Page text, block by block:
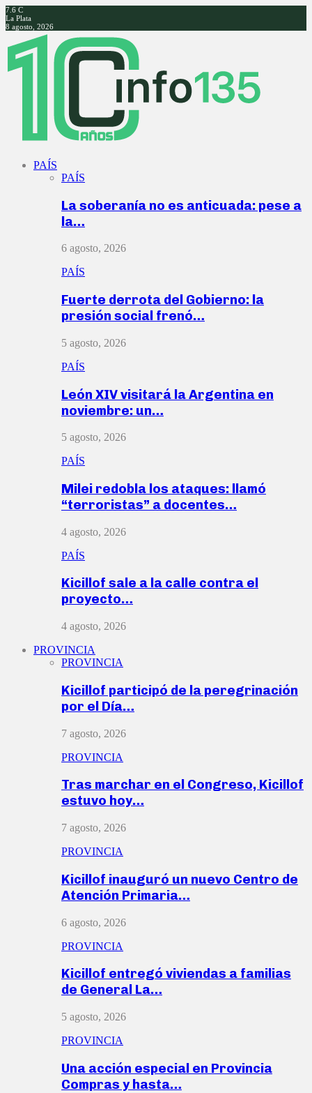
7.6 C
La Plata
8 agosto, 2026
Facebook
Twitter
Instagram
Youtube
PAÍS
PAÍS
La soberanía no es anticuada: pese a
la…
6 agosto, 2026
PAÍS
Fuerte derrota del Gobierno: la
presión social frenó…
5 agosto, 2026
PAÍS
León XIV visitará la Argentina en
noviembre: un…
5 agosto, 2026
PAÍS
Milei redobla los ataques: llamó
“terroristas” a docentes…
4 agosto, 2026
PAÍS
Kicillof sale a la calle contra el
proyecto…
4 agosto, 2026
PROVINCIA
PROVINCIA
Kicillof participó de la peregrinación
por el Día…
7 agosto, 2026
PROVINCIA
Tras marchar en el Congreso, Kicillof
estuvo hoy…
7 agosto, 2026
PROVINCIA
Kicillof inauguró un nuevo Centro de
Atención Primaria…
6 agosto, 2026
PROVINCIA
Kicillof entregó viviendas a familias
de General La…
5 agosto, 2026
PROVINCIA
Una acción especial en Provincia
Compras y hasta…